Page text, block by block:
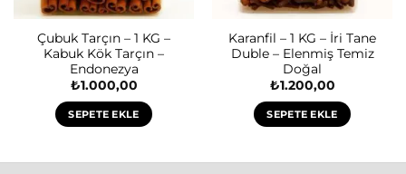
Çubuk Tarçın – 1 KG –
Kabuk Kök Tarçın –
Endonezya
₺1.000,00
SEPETE EKLE
Karanfil – 1 KG – İri Tane
Duble – Elenmiş Temiz
Doğal
₺1.200,00
SEPETE EKLE